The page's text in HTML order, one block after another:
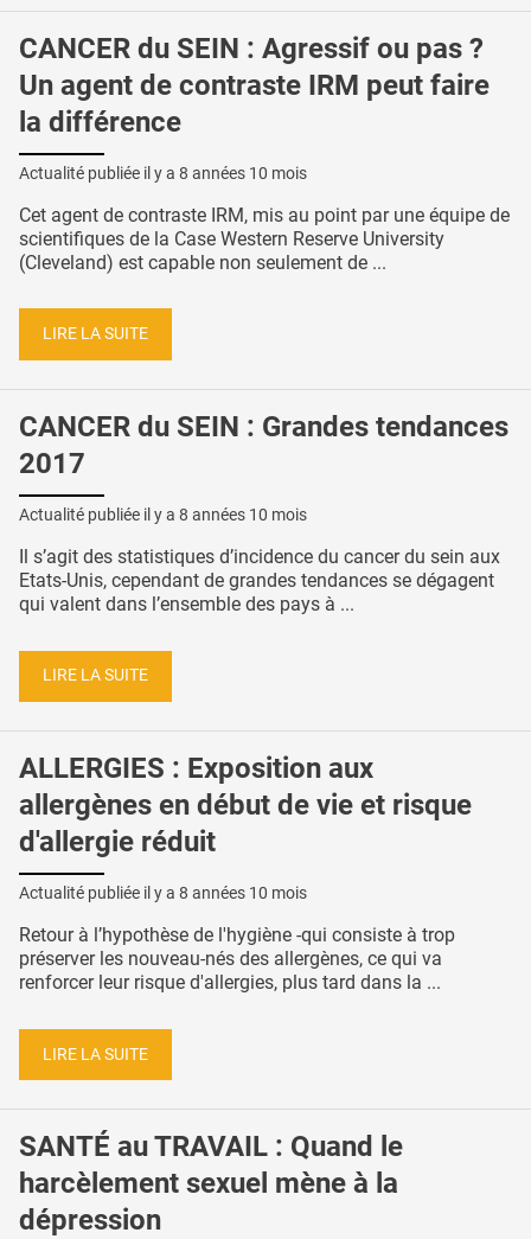
CANCER du SEIN : Agressif ou pas ?
Un agent de contraste IRM peut faire
la différence
Actualité publiée il y a 8 années 10 mois
Cet agent de contraste IRM, mis au point par une équipe de
scientifiques de la Case Western Reserve University
(Cleveland) est capable non seulement de ...
LIRE LA SUITE
CANCER du SEIN : Grandes tendances
2017
Actualité publiée il y a 8 années 10 mois
Il s’agit des statistiques d’incidence du cancer du sein aux
Etats-Unis, cependant de grandes tendances se dégagent
qui valent dans l’ensemble des pays à ...
LIRE LA SUITE
ALLERGIES : Exposition aux
allergènes en début de vie et risque
d'allergie réduit
Actualité publiée il y a 8 années 10 mois
Retour à l’hypothèse de l'hygiène -qui consiste à trop
préserver les nouveau-nés des allergènes, ce qui va
renforcer leur risque d'allergies, plus tard dans la ...
LIRE LA SUITE
SANTÉ au TRAVAIL : Quand le
harcèlement sexuel mène à la
dépression